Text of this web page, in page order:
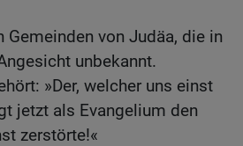
Gemeinden von Judäa, die in
unbekannt.
»Der, welcher uns einst
jetzt als Evangelium den
zerstörte!«